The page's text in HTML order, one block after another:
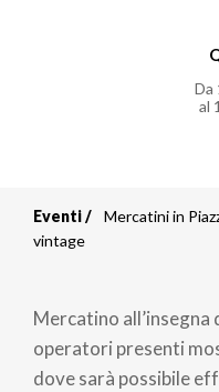
Da
al
Briciole
pane
Eventi
Mercatini in
vintage
Mercatino
operatori presenti
dove sarà possibile